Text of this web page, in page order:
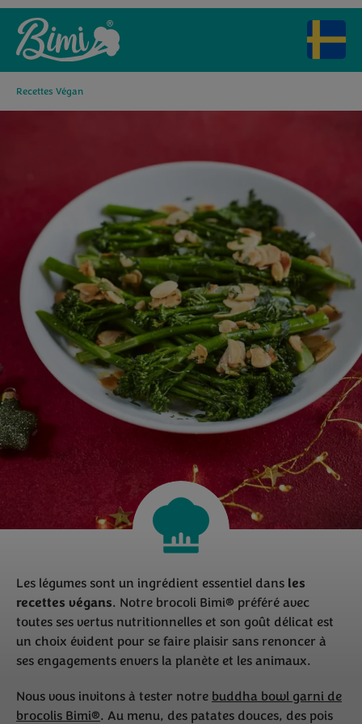
Recettes Végan
Les légumes sont un ingrédient essentiel dans les
recettes végans. Notre brocoli Bimi® préféré avec
toutes ses vertus nutritionnelles et son goût délicat est
un choix évident pour se faire plaisir sans renoncer à
ses engagements envers la planète et les animaux.
Nous vous invitons à tester notrebuddha bowl garni de
brocolis Bimi®. Au menu, des patates douces, des pois